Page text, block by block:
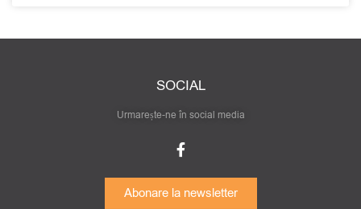
SOCIAL
Urmarește-ne în social media
Abonare la newsletter